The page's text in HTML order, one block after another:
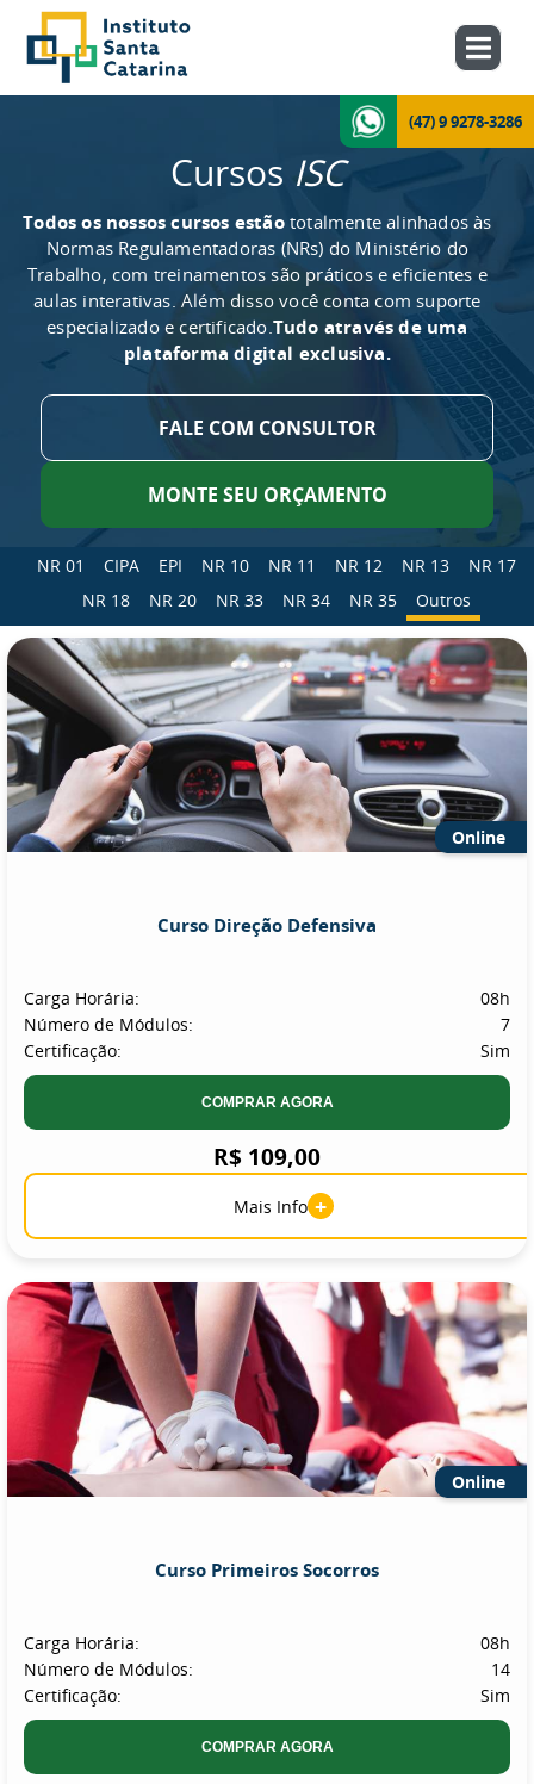
(47) 9 9278-3286
Cursos ISC
Todos os nossos cursos estãototalmente alinhados às
Normas Regulamentadoras (NRs) do Ministério do
Trabalho, com treinamentos são práticos e eficientes e
aulas interativas. Além disso você conta com suporte
especializado e certificado.Tudo através de uma
plataforma digital exclusiva.
FALE COM CONSULTOR
MONTE SEU ORÇAMENTO
NR 01 CIPA EPI NR 10 NR 11 NR 12 NR 13
NR 17
NR 18
NR 20 NR 33 NR 34 NR 35 Outros
Online
Curso Direção Defensiva
Carga Horária:
08h
Número de Módulos:
7
Certificação:
Sim
COMPRAR AGORA
R$ 109,00
Mais Info +
Online
Curso Primeiros Socorros
Carga Horária:
08h
Número de Módulos:
14
Certificação:
Sim
COMPRAR AGORA